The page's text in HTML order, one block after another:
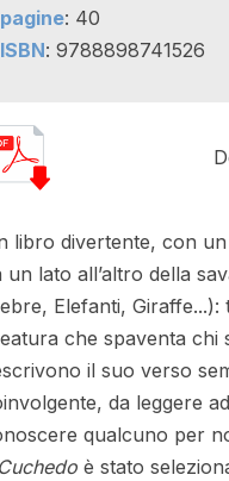
pagine: 40
ISBN: 9788898741526
libro divertente, con
un lato all’altro della
Elefanti,
che spaventa chi
il suo verso
da leggere
qualcuno per
è stato